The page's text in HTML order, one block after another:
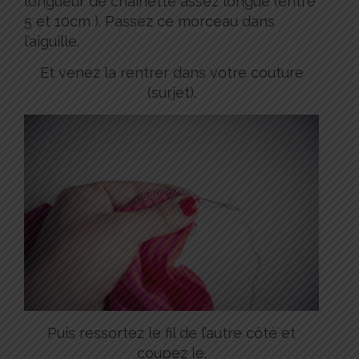
5 et 10cm ). Passez ce morceau dans
l’aiguille.
Et venez la rentrer dans votre couture
(surjet).
Puis ressortez le fil de l’autre côté et
coupez le.